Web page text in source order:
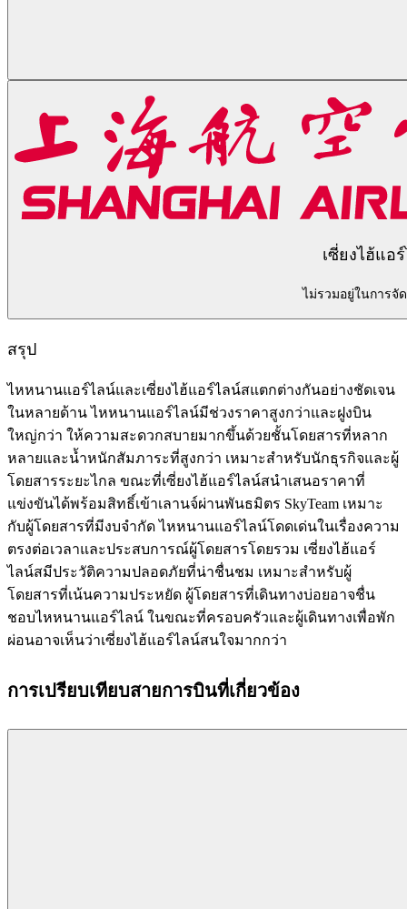
เซี่ยงไฮ้แอ
ไม่รวมอยู่ในการจั
สรุป
ไหหนานแอร์ไลน์และเซี่ยงไฮ้แอร์ไลน์สแตกต่างกันอย่างชัดเจน
ในหลายด้าน ไหหนานแอร์ไลน์มีช่วงราคาสูงกว่าและฝูงบิน
ใหญ่กว่า ให้ความสะดวกสบายมากขึ้นด้วยชั้นโดยสารที่หลาก
หลายและน้ำหนักสัมภาระที่สูงกว่า เหมาะสำหรับนักธุรกิจและผู้
โดยสารระยะไกล ขณะที่เซี่ยงไฮ้แอร์ไลน์สนำเสนอราคาที่
แข่งขันได้พร้อมสิทธิ์เข้าเลานจ์ผ่านพันธมิตร SkyTeam เหมาะ
กับผู้โดยสารที่มีงบจำกัด ไหหนานแอร์ไลน์โดดเด่นในเรื่องความ
ตรงต่อเวลาและประสบการณ์ผู้โดยสารโดยรวม เซี่ยงไฮ้แอร์
ไลน์สมีประวัติความปลอดภัยที่น่าชื่นชม เหมาะสำหรับผู้
โดยสารที่เน้นความประหยัด ผู้โดยสารที่เดินทางบ่อยอาจชื่น
ชอบไหหนานแอร์ไลน์ ในขณะที่ครอบครัวและผู้เดินทางเพื่อพัก
ผ่อนอาจเห็นว่าเซี่ยงไฮ้แอร์ไลน์สนใจมากกว่า
การเปรียบเทียบสายการบินที่เกี่ยวข้อง